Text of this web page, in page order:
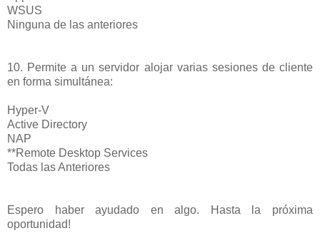
WSUS
Ninguna de las anteriores
10. Permite a un servidor alojar varias sesiones de cliente
en forma simultánea:
Hyper-V
Active Directory
NAP
**Remote Desktop Services
Todas las Anteriores
Espero haber ayudado en algo. Hasta la próxima
oportunidad!